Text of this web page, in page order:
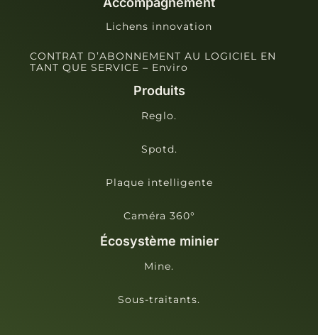
Lichens innovation
CONTRAT D’ABONNEMENT AU LOGICIEL EN
TANT QUE SERVICE – Enviro
Produits
Reglo.
Spotd.
Plaque intelligente
Caméra 360°
Écosystème minier
Mine.
Sous-traitants.